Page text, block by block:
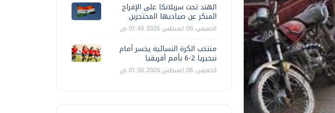
الهند تحث سريلانكا على الإفراج
المبكر عن صياديها المحتجزين
الخميس، 06 اغسطس 2026 01:43 ص
منتخب الكرة النسائية يخسر أمام
نيجيريا 2-6 بأمم أفريقيا
الخميس، 06 اغسطس 2026 01:36 ص